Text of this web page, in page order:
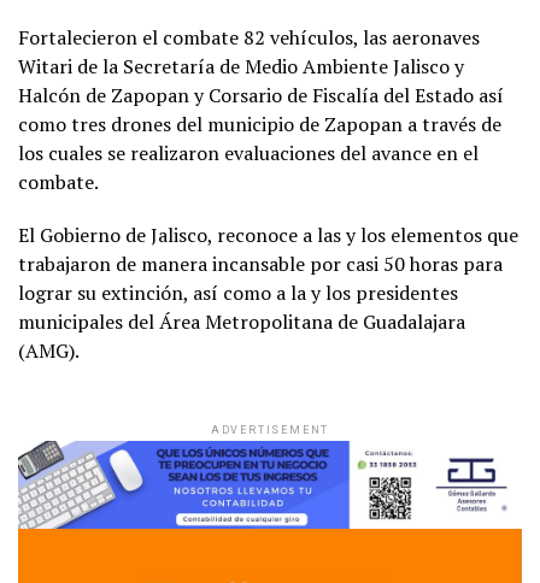
Fortalecieron el combate 82 vehículos, las aeronaves
Witari de la Secretaría de Medio Ambiente Jalisco y
Halcón de Zapopan y Corsario de Fiscalía del Estado así
como tres drones del municipio de Zapopan a través de
los cuales se realizaron evaluaciones del avance en el
combate.
El Gobierno de Jalisco, reconoce a las y los elementos que
trabajaron de manera incansable por casi 50 horas para
lograr su extinción, así como a la y los presidentes
municipales del Área Metropolitana de Guadalajara
(AMG).
ADVERTISEMENT